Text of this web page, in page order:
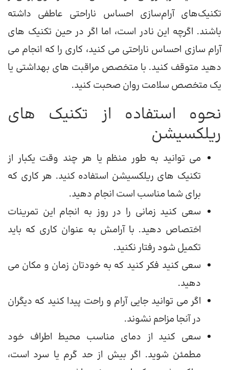
تکنیک‌های آرام‌سازی احساس ناراحتی عاطفی داشته
باشند. اگرچه این نادر است، اما اگر در حین تکنیک های
آرام سازی احساس ناراحتی می کنید، کاری را که انجام می
دهید متوقف کنید. با متخصص مراقبت های بهداشتی یا
یک متخصص سلامت روان صحبت کنید.
نحوه استفاده از تکنیک های
ریلکسیشن
می توانید به طور منظم یا هر چند وقت یکبار از
تکنیک های ریلکسیشن استفاده کنید. هر کاری که
برای شما مناسب است انجام دهید.
سعی کنید زمانی را در روز به انجام این تمرینات
اختصاص دهید. با آرامش به عنوان کاری که باید
تکمیل شود رفتار نکنید.
سعی کنید فکر کنید که به خودتان زمان و مکان می
دهید.
اگر می توانید جایی آرام و راحت پیدا کنید که دیگران
در آنجا مزاحم نشوند.
سعی کنید از دمای مناسب محیط اطراف خود
مطمئن شوید. اگر بیش از حد گرم یا سرد است،